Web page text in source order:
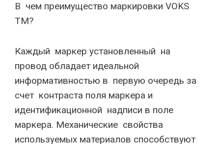
В чем преимущество маркировки VOKS
TM?
Каждый маркер установленный на
провод обладает идеальной
информативностью в первую очередь за
счет контраста поля маркера и
идентификационной надписи в поле
маркера. Механические свойства
используемых материалов способствуют